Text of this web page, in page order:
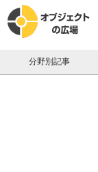
分野別記事